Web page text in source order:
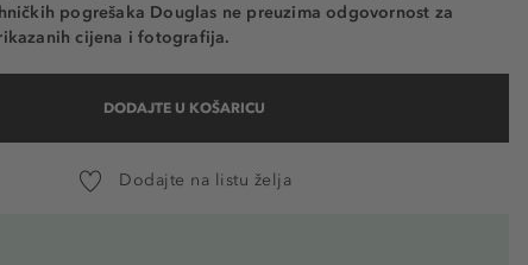
pogrešaka Douglas ne preuzima odgovornost za
cijena i fotografija.
DODAJTE U KOŠARICU
Dodajte na listu želja